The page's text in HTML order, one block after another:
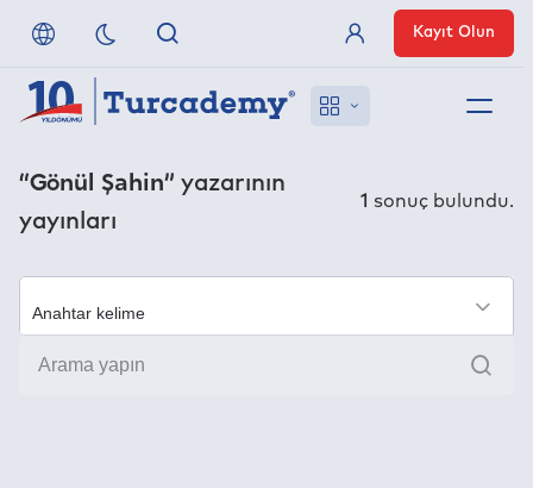
Referanslarımız
Uzaktan Erişim
Nasıl Erişirim
Üye Girişi
Kayıt Olun
“Gönül Şahin” yazarının
yayınları
1 sonuç bulundu.
Ara